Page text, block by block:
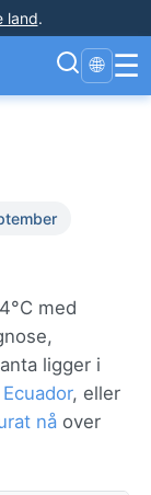
land.
🌐 ☰
med
ligger i
Ecuador, eller
nå over